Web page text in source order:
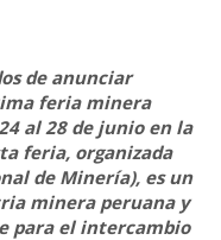
de anunciar
feria minera
al 28 de junio en la
feria, organizada
de Minería), es un
minera peruana y
para el intercambio